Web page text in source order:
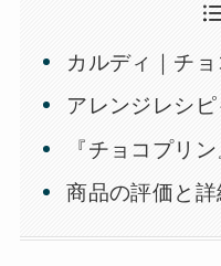
カルディ｜チ
アレンジレシピ
『チョコプリ
商品の評価と詳